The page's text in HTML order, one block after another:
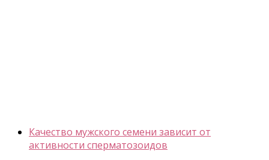
Качество мужского семени зависит от
активности сперматозоидов